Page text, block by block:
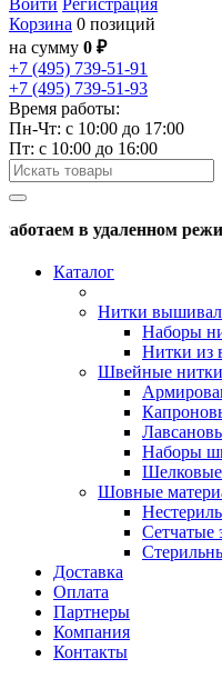
Войти Регистрация
Корзина 0 позиций
на сумму 0 ₽
+7 (495) 739-51-91
+7 (495) 739-51-93
Время работы:
Пн-Чт: c 10:00 до 17:00
Пт: с 10:00 до 16:00
в удаленном
Каталог
Нитки
Наборы
Нитки из
Швейные нитки
Наборы
Шовные
Сетчатые
Доставка
Оплата
Партнеры
Компания
Контакты